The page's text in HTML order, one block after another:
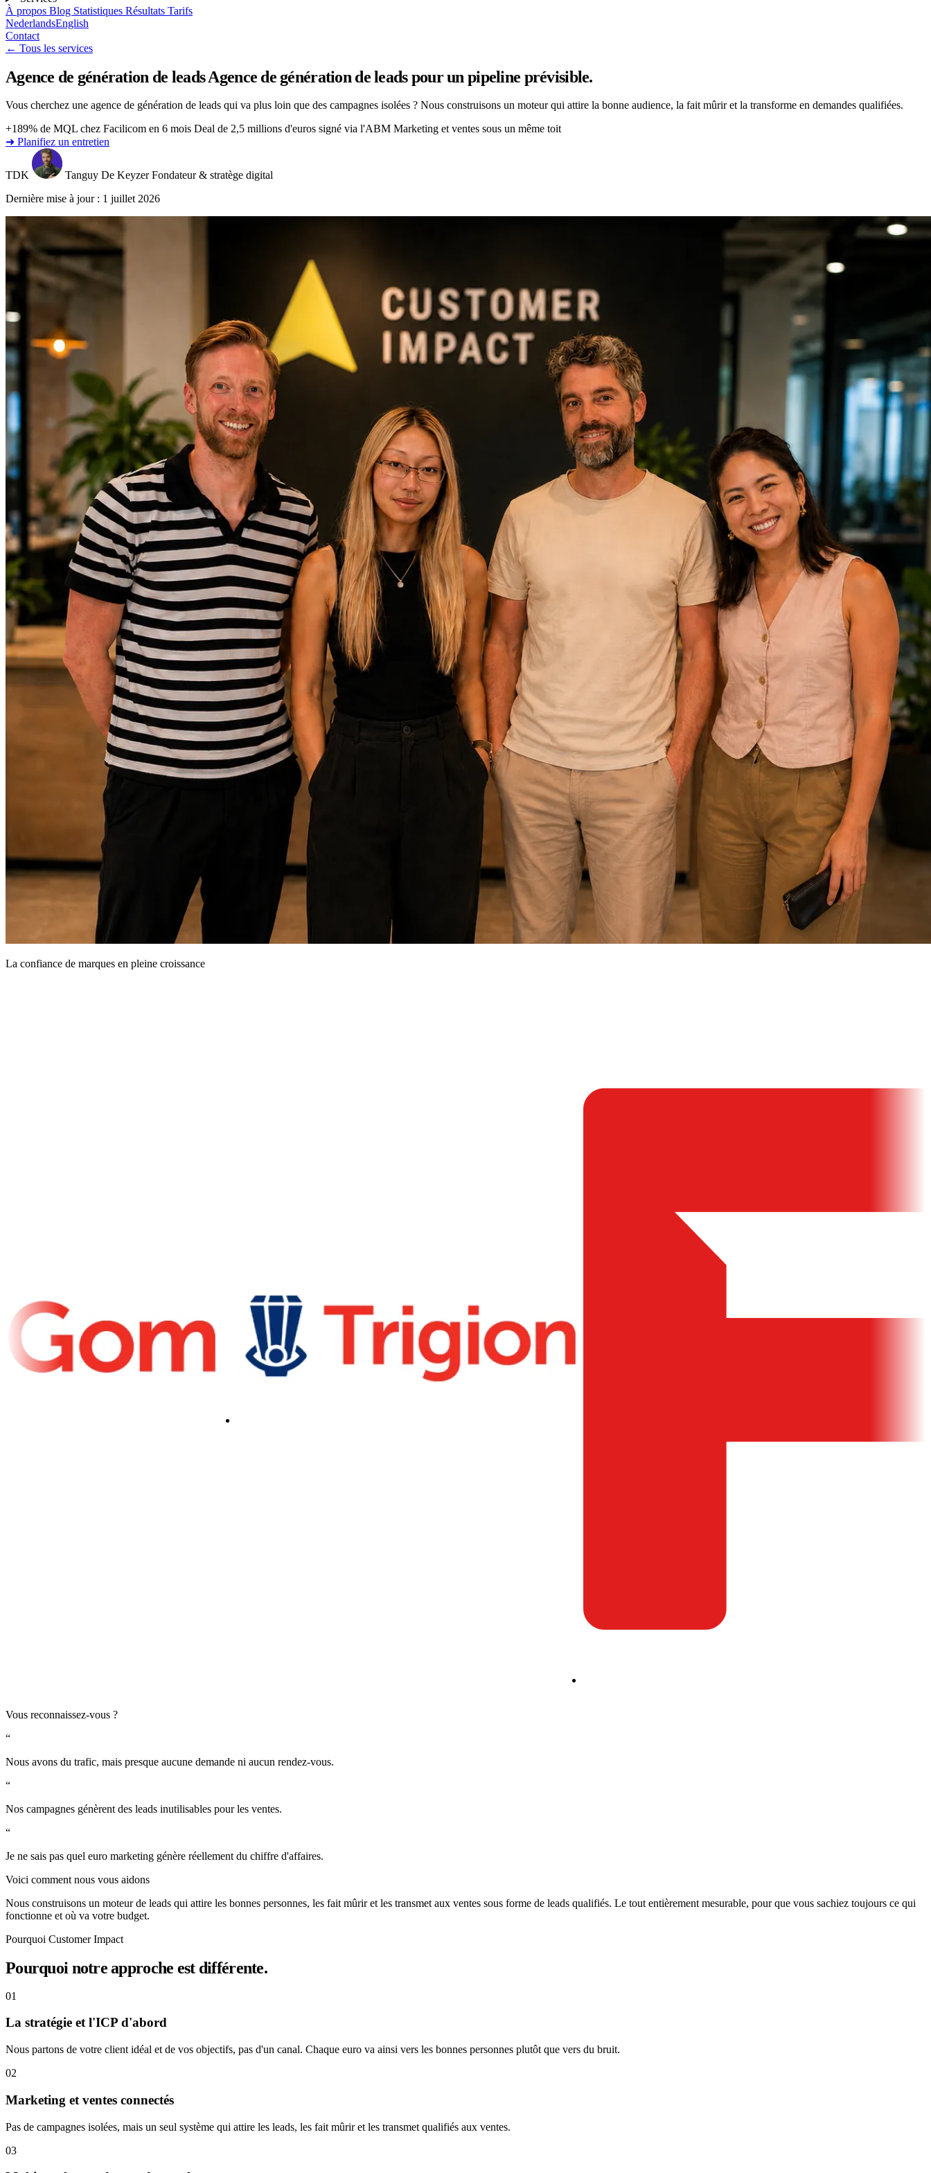
À propos Blog Statistiques Résultats Tarifs
NederlandsEnglish
Contact
← Tous les services
Agence de génération de leadsAgence de génération de leads pour un pipeline prévisible.
Vous cherchez une agence de génération de leads qui va plus loin que des campagnes isolées ? Nous construisons un moteur qui attire la bonne audience, la fait mûrir et la transforme en demandes qualifiées.
+189% de MQL chez Facilicom en 6 mois Deal de 2,5 millions d'euros signé via l'ABM Marketing et ventes sous un même toit
➜ Planifiez un entretien
TDK Tanguy De Keyzer Fondateur & stratège digital
Dernière mise à jour : 1 juillet 2026
La confiance de marques en pleine croissance
Vous reconnaissez-vous ?
“
Nous avons du trafic, mais presque aucune demande ni aucun rendez-vous.
“
Nos campagnes génèrent des leads inutilisables pour les ventes.
“
Je ne sais pas quel euro marketing génère réellement du chiffre d'affaires.
Voici comment nous vous aidons
Nous construisons un moteur de leads qui attire les bonnes personnes, les fait mûrir et les transmet aux ventes sous forme de leads qualifiés. Le tout entièrement mesurable, pour que vous sachiez toujours ce qui
fonctionne et où va votre budget.
Pourquoi Customer Impact
Pourquoi notre approche est différente.
01
La stratégie et l'ICP d'abord
Nous partons de votre client idéal et de vos objectifs, pas d'un canal. Chaque euro va ainsi vers les bonnes personnes plutôt que vers du bruit.
02
Marketing et ventes connectés
Pas de campagnes isolées, mais un seul système qui attire les leads, les fait mûrir et les transmet qualifiés aux ventes.
03